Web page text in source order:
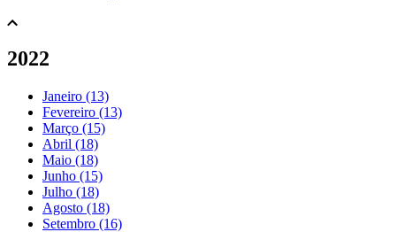
2022
Janeiro (13)
Fevereiro (13)
Março (15)
Abril (18)
Maio (18)
Junho (15)
Julho (18)
Agosto (18)
Setembro (16)